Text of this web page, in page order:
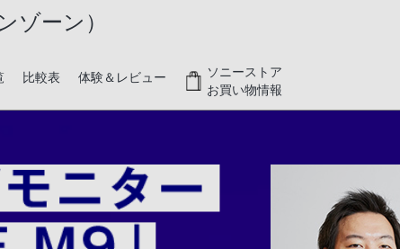
ゾーン）
比較表 体験＆レビュー
ソニーストア
お買い物情報